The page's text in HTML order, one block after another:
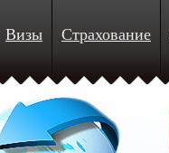
Визы Страхование